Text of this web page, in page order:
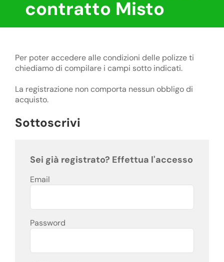
contratto Misto
Per poter accedere alle condizioni delle polizze ti
chiediamo di compilare i campi sotto indicati.
La registrazione non comporta nessun obbligo di
acquisto.
Sottoscrivi
Sei già registrato? Effettua l'accesso
Email
Password